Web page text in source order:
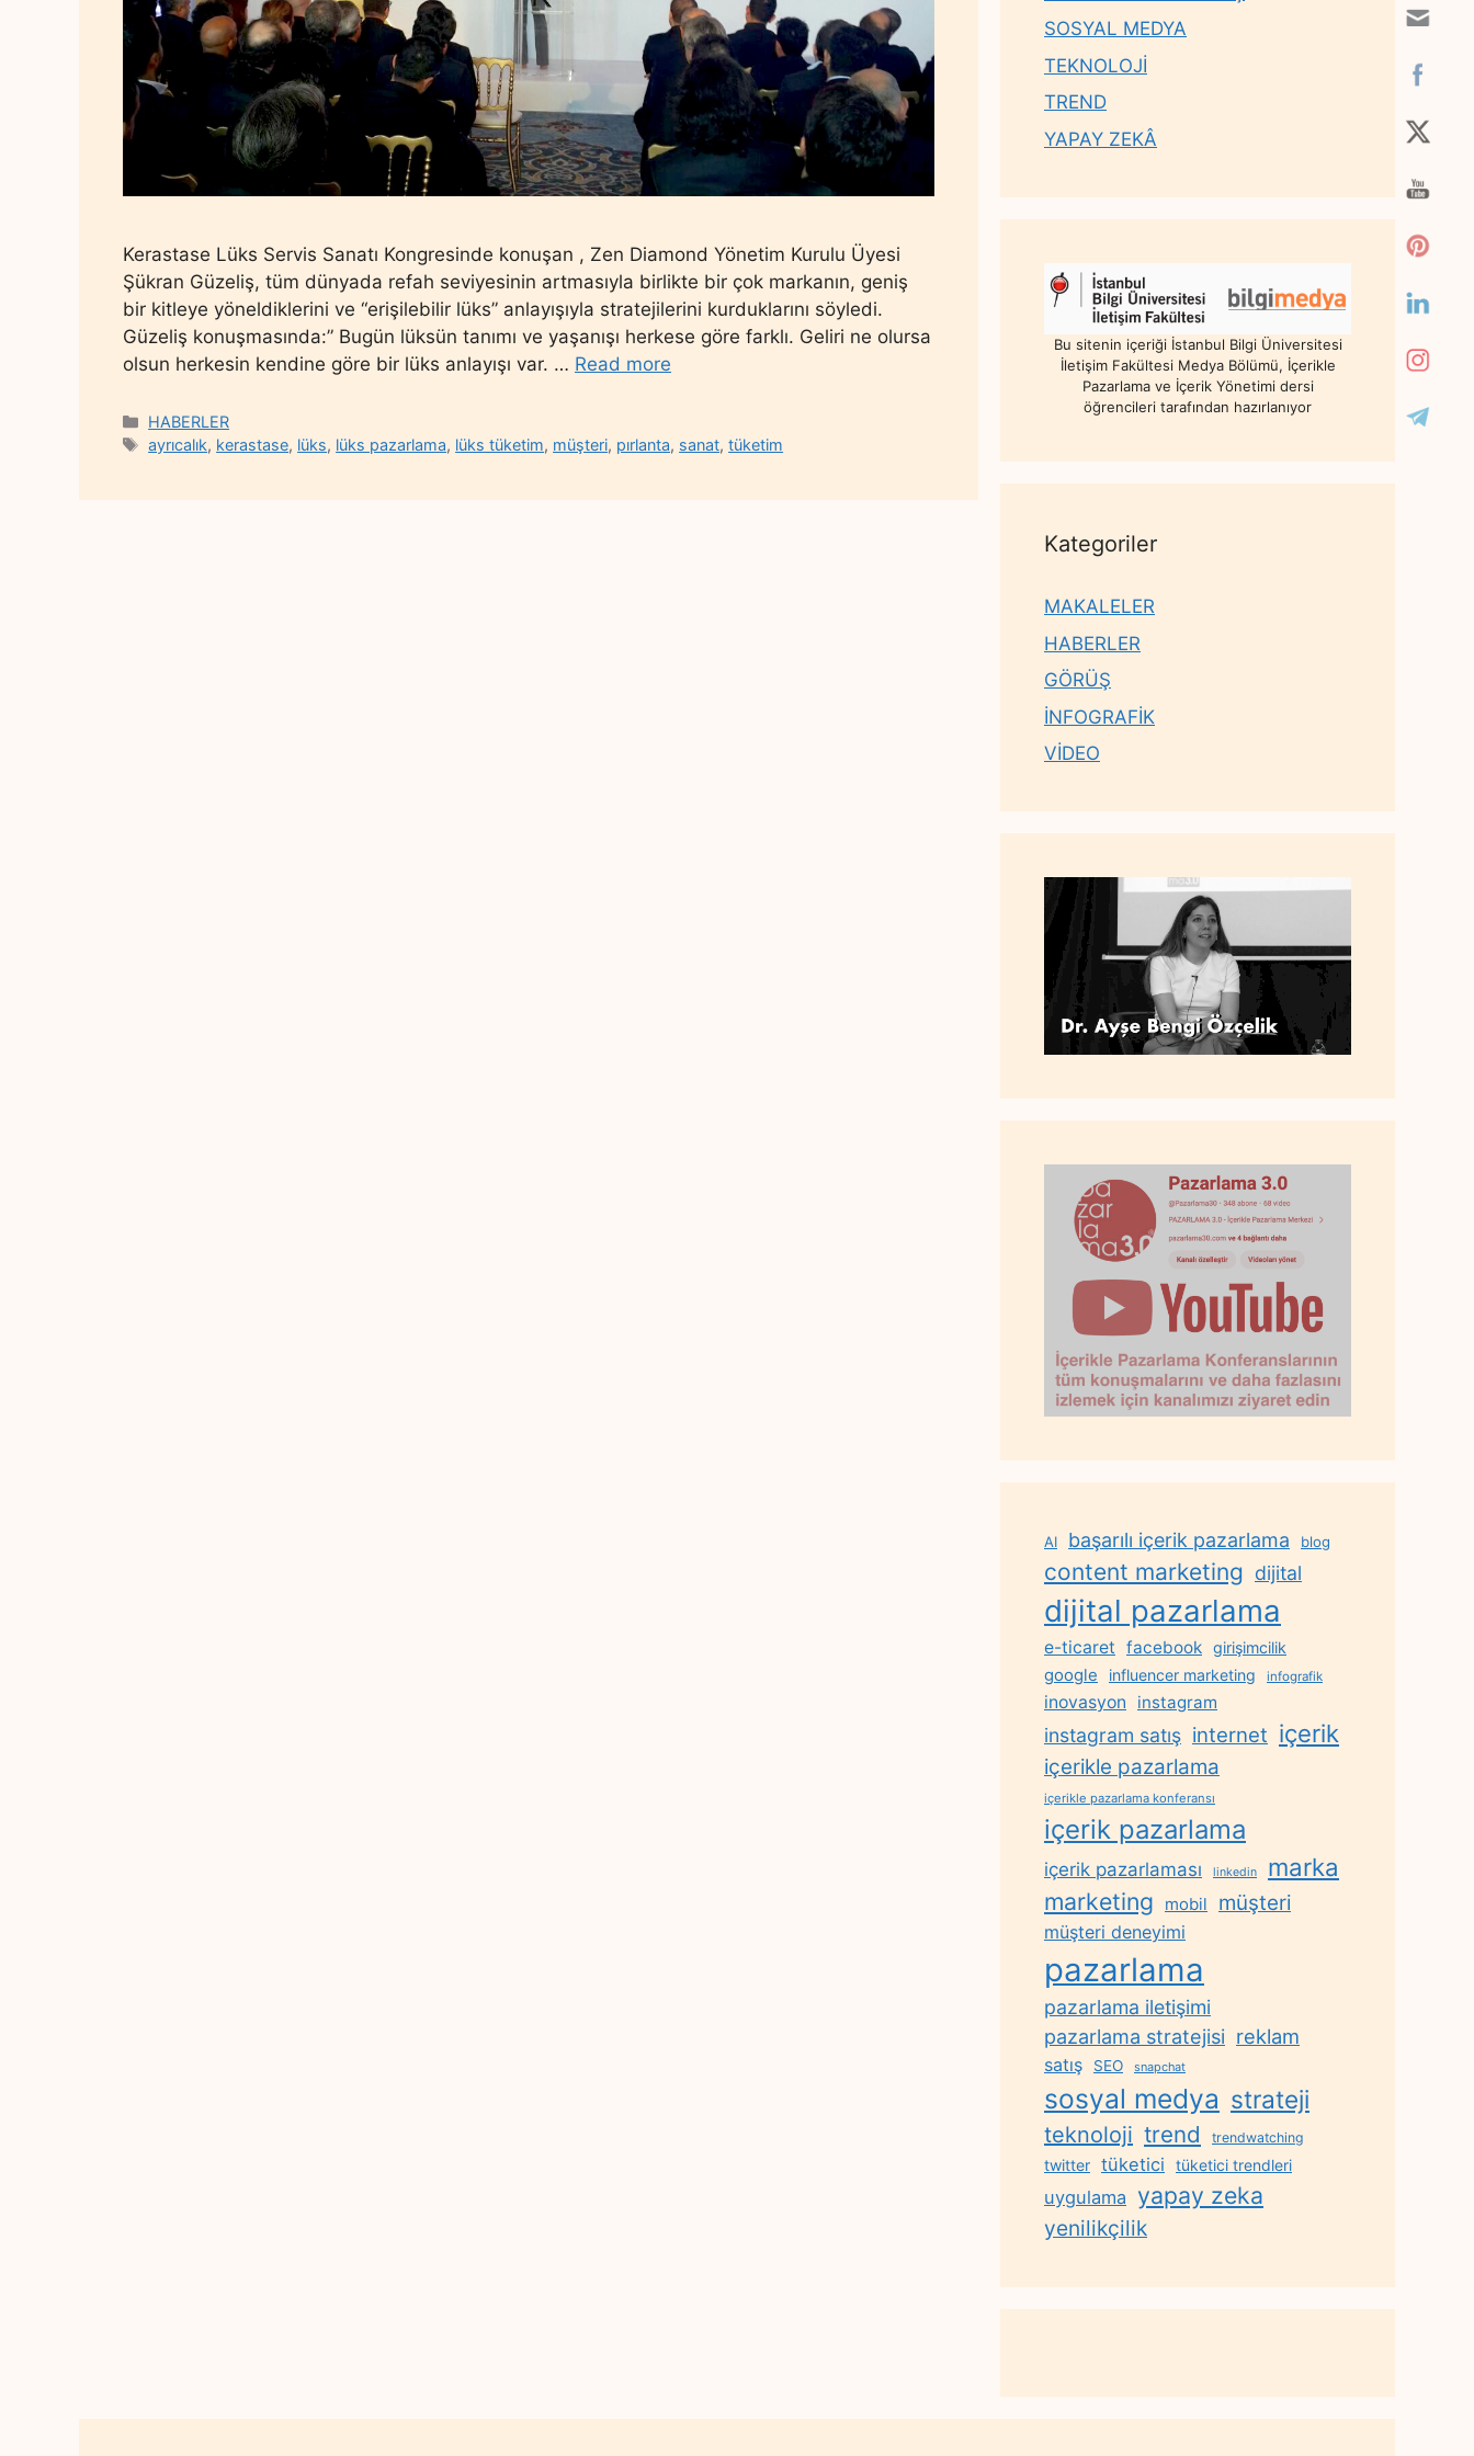
Kerastase Lüks Servis Sanatı Kongresinde konuşan , Zen Diamond Yönetim Kurulu Üyesi
Şükran Güzeliş, tüm dünyada refah seviyesinin artmasıyla birlikte bir çok markanın, geniş
bir kitleye yöneldiklerini ve “erişilebilir lüks” anlayışıyla stratejilerini kurduklarını söyledi.
Güzeliş konuşmasında:” Bugün lüksün tanımı ve yaşanışı herkese göre farklı. Geliri ne olursa
olsun herkesin kendine göre bir lüks anlayışı var. … Read more
Categories
HABERLER
Tags
ayrıcalık, kerastase, lüks, lüks pazarlama, lüks tüketim, müşteri, pırlanta, sanat,tüketim
SOSYAL MEDYA
TEKNOLOJİ
TREND
YAPAY ZEKÂ
Bu sitenin içeriği İstanbul Bilgi Üniversitesi
İletişim Fakültesi Medya Bölümü, İçerikle
Pazarlama ve İçerik Yönetimi dersi
öğrencileri tarafından hazırlanıyor
Kategoriler
MAKALELER
HABERLER
GÖRÜŞ
İNFOGRAFİK
VİDEO
AI başarılı içerik pazarlama blog
content marketing dijital
dijital pazarlama
e-ticaret facebook girişimcilik
google influencer marketing infografik
inovasyon instagram
instagram satış internet içerik
içerikle pazarlama
içerikle pazarlama konferansı
içerik pazarlama
içerik pazarlaması linkedin marka
marketing mobil müşteri
müşteri deneyimi
pazarlama
pazarlama iletişimi
pazarlama stratejisi reklam
satış SEO snapchat
sosyal medya strateji
teknoloji trend trendwatching
twitter tüketici tüketici trendleri
uygulama yapay zeka
yenilikçilik